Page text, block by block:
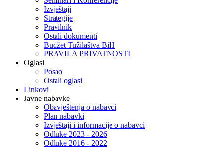
Izvještaji
Strategije
Pravilnik
Ostali dokumenti
Budžet Tužilaštva BiH
PRAVILA PRIVATNOSTI
Oglasi
Posao
Ostali oglasi
Linkovi
Javne nabavke
Obavještenja o nabavci
Plan nabavki
Izvještaji i informacije o nabavci
Odluke 2023 - 2026
Odluke 2016 - 2022